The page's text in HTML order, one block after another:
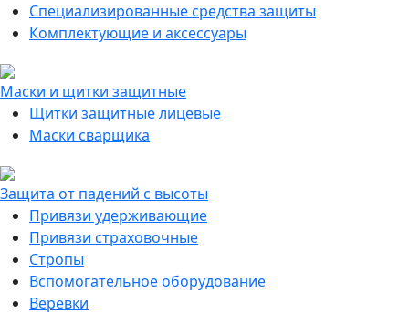
Специализированные средства защиты
Комплектующие и аксессуары
Маски и щитки защитные
Щитки защитные лицевые
Маски сварщика
Защита от падений с высоты
Привязи удерживающие
Привязи страховочные
Стропы
Вспомогательное оборудование
Веревки